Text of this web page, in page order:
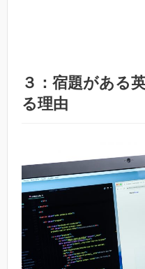
３：宿題がある
る理由